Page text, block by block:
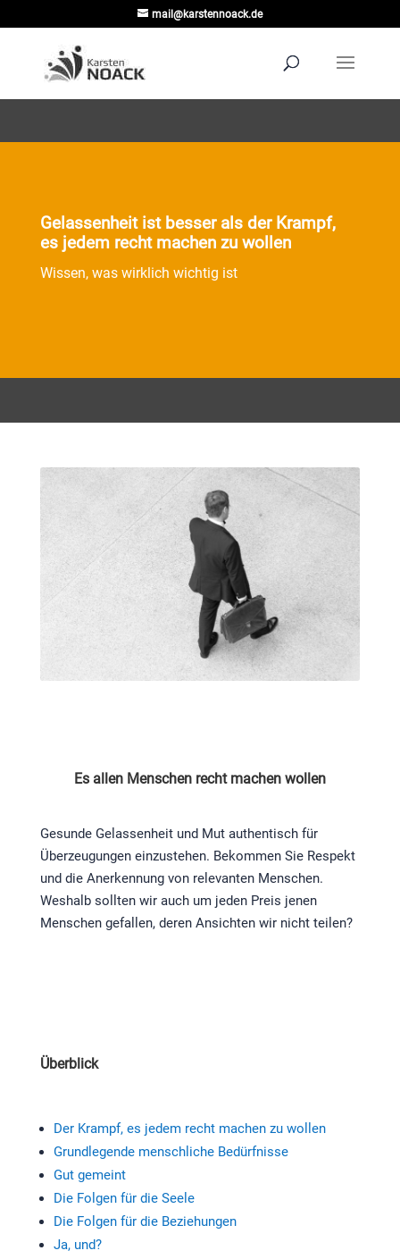
mail@karstennoack.de
Gelassenheit ist besser als der Krampf,
es jedem recht machen zu wollen
Wissen, was wirklich wichtig ist
Es allen Menschen recht machen wollen
Gesunde Gelassenheit und Mut authentisch für
Überzeugungen einzustehen. Bekommen Sie Respekt
und die Anerkennung von relevanten Menschen.
Weshalb sollten wir auch um jeden Preis jenen
Menschen gefallen, deren Ansichten wir nicht teilen?
Überblick
Der Krampf, es jedem recht machen zu wollen
Grundlegende menschliche Bedürfnisse
Gut gemeint
Die Folgen für die Seele
Die Folgen für die Beziehungen
Ja, und?